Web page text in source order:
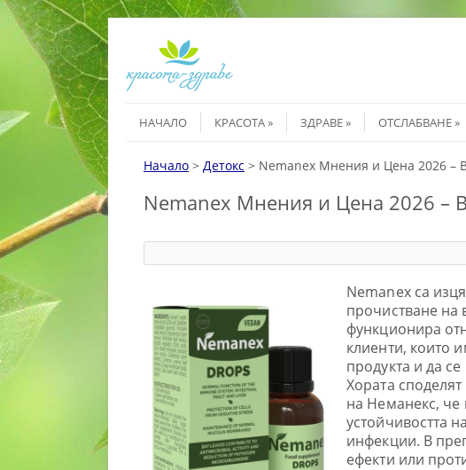
Меню
НАЧАЛО КРАСОТА ЗДРАВЕ ОТСЛАБВАНЕ
Начало > Детокс > Nemanex Мнения и Цена 2026 –
Nemanex Мнения и Цена 2026 –
Nemanex са
прочистване на
функционира
клиенти, които
продукта и да
Хората
на Неманекс, че
устойчивостта
инфекции. В
ефекти или